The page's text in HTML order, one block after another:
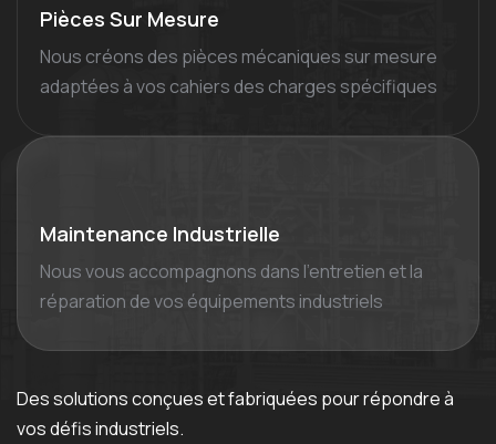
Pièces Sur Mesure
Nous créons des pièces mécaniques sur mesure
adaptées à vos cahiers des charges spécifiques
Maintenance Industrielle
Nous vous accompagnons dans l'entretien et la
réparation de vos équipements industriels
Des solutions conçues et fabriquées pour répondre à
vos défis industriels.